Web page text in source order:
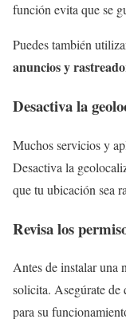
función evita que se
Puedes también
anuncios y
Desactiva la
Muchos servicios y
Desactiva la
que tu ubicación sea
Revisa los
Antes de instalar una
solicita. Asegúrate de
para su